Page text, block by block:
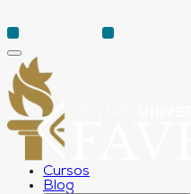
Cursos
Blog